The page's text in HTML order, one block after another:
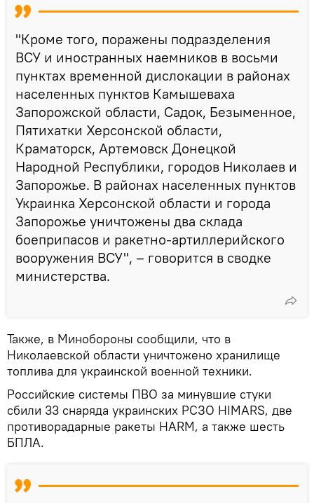
"Кроме того, поражены подразделения
ВСУ и иностранных наемников в восьми
пунктах временной дислокации в районах
населенных пунктов Камышеваха
Запорожской области, Садок, Безыменное,
Пятихатки Херсонской области,
Краматорск, Артемовск Донецкой
Народной Республики, городов Николаев и
Запорожье. В районах населенных пунктов
Украинка Херсонской области и города
Запорожье уничтожены два склада
боеприпасов и ракетно-артиллерийского
вооружения ВСУ", – говорится в сводке
министерства.
Также, в Минобороны сообщили, что в
Николаевской области уничтожено хранилище
топлива для украинской военной техники.
Российские системы ПВО за минувшие стуки
сбили 33 снаряда украинских РСЗО HIMARS, две
противорадарные ракеты HARM, а также шесть
БПЛА.